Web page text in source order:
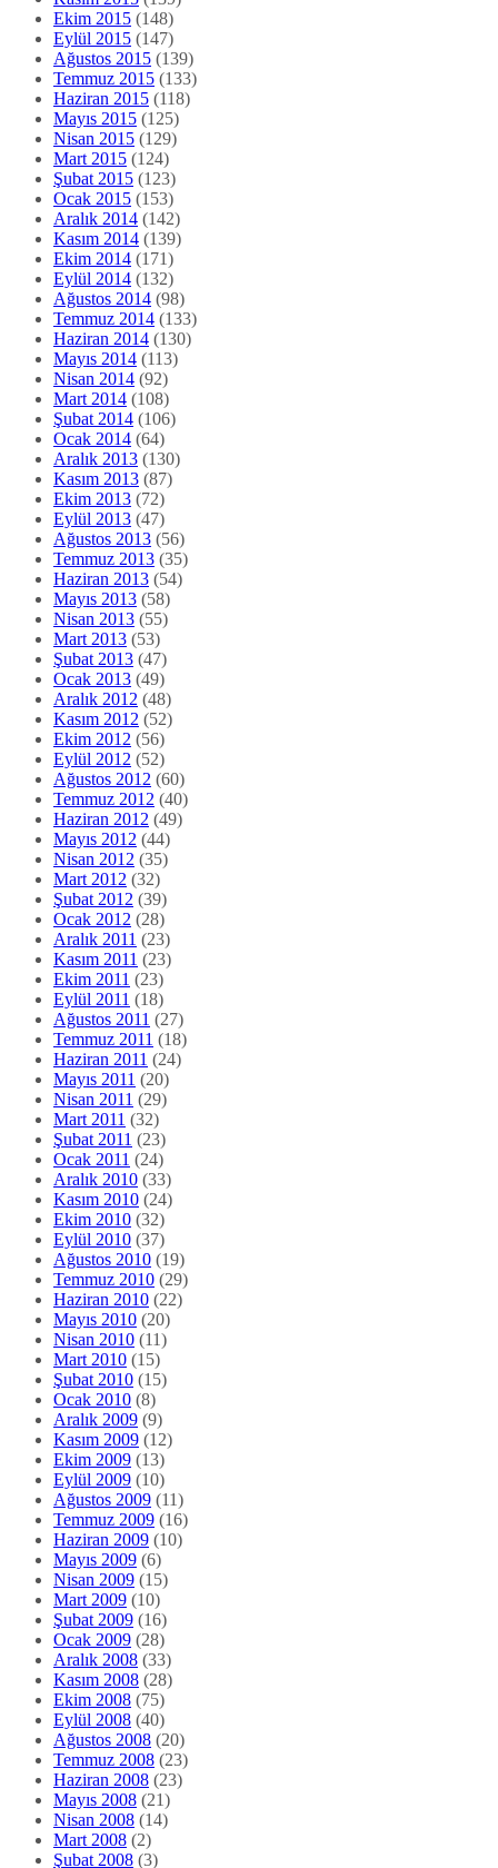
Ekim 2015 (148)
Eylül 2015 (147)
Ağustos 2015 (139)
Temmuz 2015 (133)
Haziran 2015 (118)
Mayıs 2015 (125)
Nisan 2015 (129)
Mart 2015 (124)
Şubat 2015 (123)
Ocak 2015 (153)
Aralık 2014 (142)
Kasım 2014 (139)
Ekim 2014 (171)
Eylül 2014 (132)
Ağustos 2014 (98)
Temmuz 2014 (133)
Haziran 2014 (130)
Mayıs 2014 (113)
Nisan 2014 (92)
Mart 2014 (108)
Şubat 2014 (106)
Ocak 2014 (64)
Aralık 2013 (130)
Kasım 2013 (87)
Ekim 2013 (72)
Eylül 2013 (47)
Ağustos 2013 (56)
Temmuz 2013 (35)
Haziran 2013 (54)
Mayıs 2013 (58)
Nisan 2013 (55)
Mart 2013 (53)
Şubat 2013 (47)
Ocak 2013 (49)
Aralık 2012 (48)
Kasım 2012 (52)
Ekim 2012 (56)
Eylül 2012 (52)
Ağustos 2012 (60)
Temmuz 2012 (40)
Haziran 2012 (49)
Mayıs 2012 (44)
Nisan 2012 (35)
Mart 2012 (32)
Şubat 2012 (39)
Ocak 2012 (28)
Aralık 2011 (23)
Kasım 2011 (23)
Ekim 2011 (23)
Eylül 2011 (18)
Ağustos 2011 (27)
Temmuz 2011 (18)
Haziran 2011 (24)
Mayıs 2011 (20)
Nisan 2011 (29)
Mart 2011 (32)
Şubat 2011 (23)
Ocak 2011 (24)
Aralık 2010 (33)
Kasım 2010 (24)
Ekim 2010 (32)
Eylül 2010 (37)
Ağustos 2010 (19)
Temmuz 2010 (29)
Haziran 2010 (22)
Mayıs 2010 (20)
Nisan 2010 (11)
Mart 2010 (15)
Şubat 2010 (15)
Ocak 2010 (8)
Aralık 2009 (9)
Kasım 2009 (12)
Ekim 2009 (13)
Eylül 2009 (10)
Ağustos 2009 (11)
Temmuz 2009 (16)
Haziran 2009 (10)
Mayıs 2009 (6)
Nisan 2009 (15)
Mart 2009 (10)
Şubat 2009 (16)
Ocak 2009 (28)
Aralık 2008 (33)
Kasım 2008 (28)
Ekim 2008 (75)
Eylül 2008 (40)
Ağustos 2008 (20)
Temmuz 2008 (23)
Haziran 2008 (23)
Mayıs 2008 (21)
Nisan 2008 (14)
Mart 2008 (2)
Şubat 2008 (3)